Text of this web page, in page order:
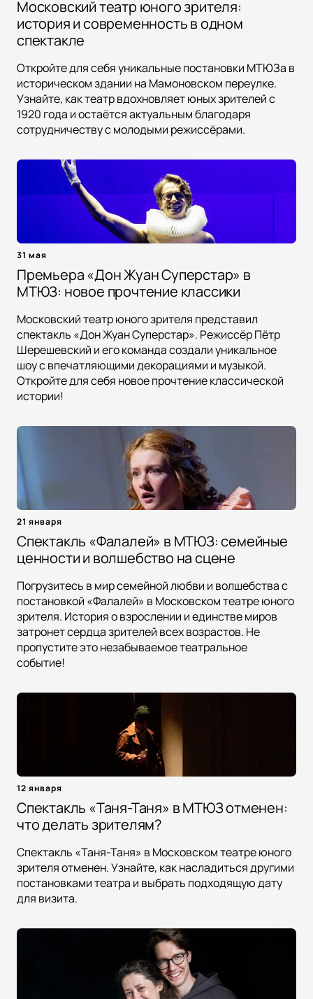
Московский театр юного зрителя:
история и современность в одном
спектакле
Откройте для себя уникальные постановки МТЮЗа в
историческом здании на Мамоновском переулке.
Узнайте, как театр вдохновляет юных зрителей с
1920 года и остаётся актуальным благодаря
сотрудничеству с молодыми режиссёрами.
31 мая
Премьера «Дон Жуан Суперстар» в
МТЮЗ: новое прочтение классики
Московский театр юного зрителя представил
спектакль «Дон Жуан Суперстар». Режиссёр Пётр
Шерешевский и его команда создали уникальное
шоу с впечатляющими декорациями и музыкой.
Откройте для себя новое прочтение классической
истории!
21 января
Спектакль «Фалалей» в МТЮЗ: семейные
ценности и волшебство на сцене
Погрузитесь в мир семейной любви и волшебства с
постановкой «Фалалей» в Московском театре юного
зрителя. История о взрослении и единстве миров
затронет сердца зрителей всех возрастов. Не
пропустите это незабываемое театральное
событие!
12 января
Спектакль «Таня-Таня» в МТЮЗ отменен:
что делать зрителям?
Спектакль «Таня-Таня» в Московском театре юного
зрителя отменен. Узнайте, как насладиться другими
постановками театра и выбрать подходящую дату
для визита.